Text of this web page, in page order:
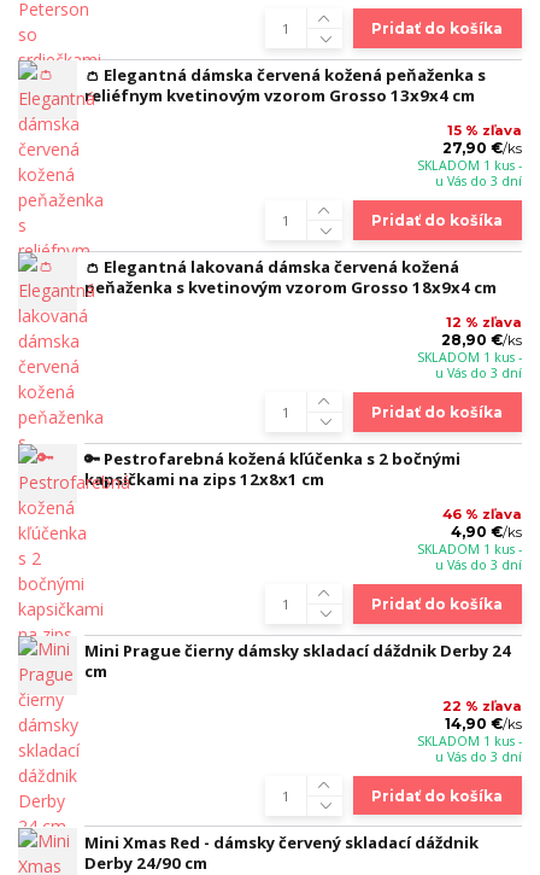
Pridať do košíka
👛 Elegantná dámska červená kožená peňaženka s
reliéfnym kvetinovým vzorom Grosso 13x9x4 cm
15 % zľava
27,90 €/ks
SKLADOM 1 kus -
u Vás do 3 dní
Pridať do košíka
👛 Elegantná lakovaná dámska červená kožená
peňaženka s kvetinovým vzorom Grosso 18x9x4 cm
12 % zľava
28,90 €/ks
SKLADOM 1 kus -
u Vás do 3 dní
Pridať do košíka
🔑 Pestrofarebná kožená kľúčenka s 2 bočnými
kapsičkami na zips 12x8x1 cm
46 % zľava
4,90 €/ks
SKLADOM 1 kus -
u Vás do 3 dní
Pridať do košíka
Mini Prague čierny dámsky skladací dáždnik Derby 24
cm
22 % zľava
14,90 €/ks
SKLADOM 1 kus -
u Vás do 3 dní
Pridať do košíka
Mini Xmas Red - dámsky červený skladací dáždnik
Derby 24/90 cm